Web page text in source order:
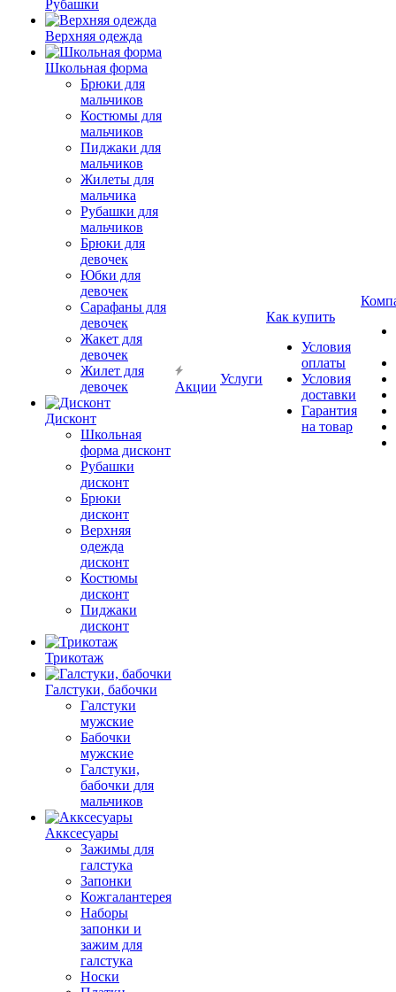
Рубашки
Верхняя одежда
Школьная форма
Брюки для
мальчиков
Костюмы для
мальчиков
Пиджаки для
мальчиков
Жилеты для
мальчика
Рубашки для
мальчиков
Брюки для
девочек
Юбки для
девочек
Сарафаны для
девочек
Жакет для
девочек
Жилет для
девочек
Дисконт
Школьная
форма дисконт
Рубашки
дисконт
Брюки
дисконт
Верхняя
одежда
дисконт
Костюмы
дисконт
Пиджаки
дисконт
Трикотаж
Галстуки, бабочки
Галстуки
мужские
Бабочки
мужские
Галстуки,
бабочки для
мальчиков
Акксесуары
Зажимы для
галстука
Запонки
Кожгалантерея
Наборы
запонки и
зажим для
галстука
Носки
Акции
Услуги
Как купить
Условия
оплаты
Условия
доставки
Гарантия
на товар